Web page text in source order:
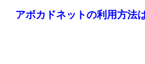
アボカドネットの利用方法